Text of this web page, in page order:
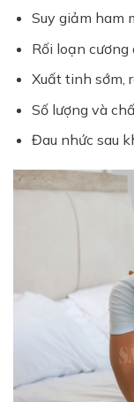
Suy giảm ham
Rối loạn cương
Xuất tinh sớm,
Số lượng và
Đau nhức sau